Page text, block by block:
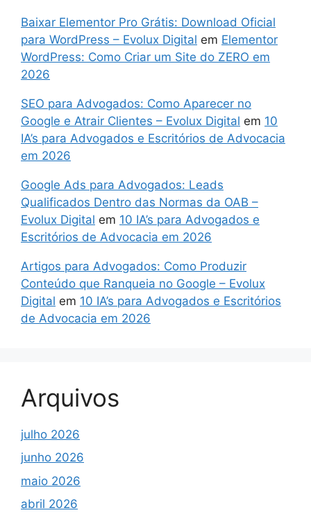
Baixar Elementor Pro Grátis: Download Oficial
para WordPress – Evolux Digital em Elementor
WordPress: Como Criar um Site do ZERO em
2026
SEO para Advogados: Como Aparecer no
Google e Atrair Clientes – Evolux Digital em 10
IA’s para Advogados e Escritórios de Advocacia
em 2026
Google Ads para Advogados: Leads
Qualificados Dentro das Normas da OAB –
Evolux Digital em 10 IA’s para Advogados e
Escritórios de Advocacia em 2026
Artigos para Advogados: Como Produzir
Conteúdo que Ranqueia no Google – Evolux
Digital em 10 IA’s para Advogados e Escritórios
de Advocacia em 2026
Arquivos
julho 2026
junho 2026
maio 2026
abril 2026